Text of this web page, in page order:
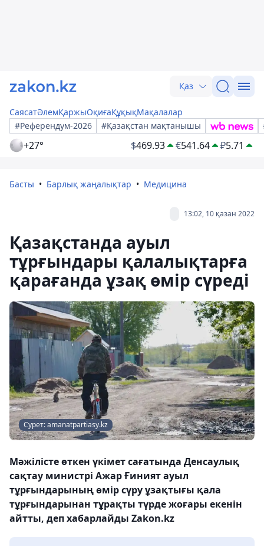
Қаз
СаясатӘлемҚаржыОқиғаҚұқықМақалалар
#Референдум-2026
#Қазақстан мақтанышы
+27° $469.93 €541.64 ₽5.71
Басты Барлық жаңалықтар Медицина
13:02, 10 қазан 2022
Қазақстанда ауыл
тұрғындары қалалықтарға
қарағанда ұзақ өмір сүреді
Сурет: amanаtpartiasy.kz
Мәжілісте өткен үкімет сағатында Денсаулық
сақтау министрі Ажар Ғиният ауыл
тұрғындарының өмір сүру ұзақтығы қала
тұрғындарынан тұрақты түрде жоғары екенін
айтты, деп хабарлайды Zakon.kz